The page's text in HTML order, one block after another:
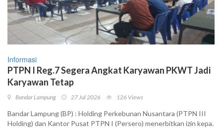
Informasi
PTPN I Reg.7 Segera Angkat Karyawan PKWT Jadi
Karyawan Tetap
Bandar Lampung 27 Jul 2026 126 Views
Bandar Lampung (BP) : Holding Perkebunan Nusantara (PTPN III
Holding) dan Kantor Pusat PTPN I (Persero) menerbitkan izin kepa.